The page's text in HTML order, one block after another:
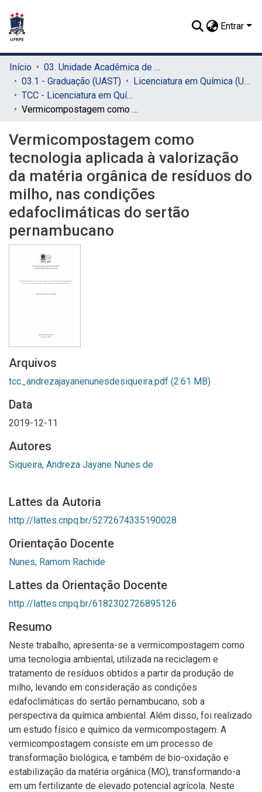
Entrar
Início
03. Unidade Acadêmica de Serra Talhada (UAST)
03.1 - Graduação (UAST)
Licenciatura em Química (UAST)
TCC - Licenciatura em Química (UAST)
Vermicompostagem como tecnologia aplicada à valorização da matéria orgânica de resíduos do milho, nas condições edafoclimáticas do sertão pernambucano
Vermicompostagem como
tecnologia aplicada à valorização
da matéria orgânica de resíduos do
milho, nas condições
edafoclimáticas do sertão
pernambucano
Arquivos
tcc_andrezajayanenunesdesiqueira.pdf (2.61 MB)
Data
2019-12-11
Autores
Siqueira, Andreza Jayane Nunes de
Lattes da Autoria
http://lattes.cnpq.br/5272674335190028
Orientação Docente
Nunes, Ramom Rachide
Lattes da Orientação Docente
http://lattes.cnpq.br/6182302726895126
Resumo
Neste trabalho, apresenta-se a vermicompostagem como
uma tecnologia ambiental, utilizada na reciclagem e
tratamento de resíduos obtidos a partir da produção de
milho, levando em consideração as condições
edafoclimáticas do sertão pernambucano, sob a
perspectiva da química ambiental. Além disso, foi realizado
um estudo físico e químico da vermicompostagem. A
vermicompostagem consiste em um processo de
transformação biológica, e também de bio-oxidação e
estabilização da matéria orgânica (MO), transformando-a
em um fertilizante de elevado potencial agrícola. Neste